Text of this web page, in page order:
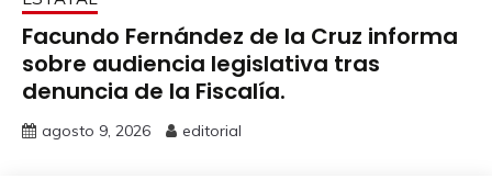
Facundo Fernández de la Cruz informa
sobre audiencia legislativa tras
denuncia de la Fiscalía.
agosto 9, 2026 editorial